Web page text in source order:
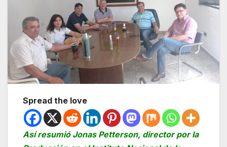
Spread the love
Así resumió Jonas Petterson, director por la